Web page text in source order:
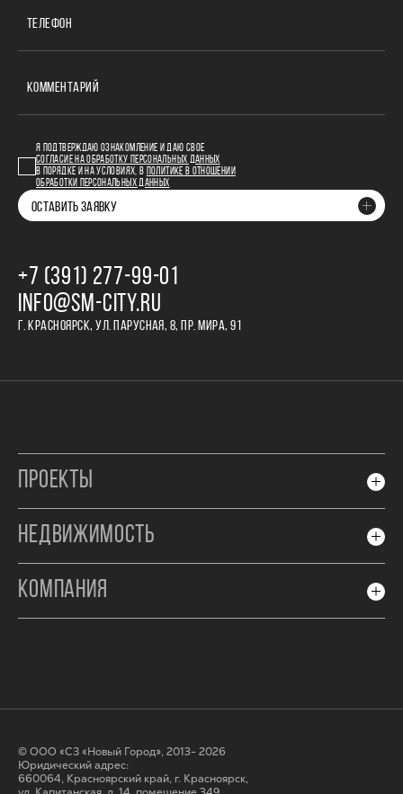
ТЕЛЕФОН
КОММЕНТАРИЙ
Я ПОДТВЕРЖДАЮ ОЗНАКОМЛЕНИЕ И ДАЮ СВОЕ
СОГЛАСИЕ НА ОБРАБОТКУ ПЕРСОНАЛЬНЫХ ДАННЫХ
В ПОРЯДКЕ И НА УСЛОВИЯХ, В
ПОЛИТИКЕ В ОТНОШЕНИИ
ОБРАБОТКИ ПЕРСОНАЛЬНЫХ ДАННЫХ
ОСТАВИТЬ ЗАЯВКУ
+7 (391) 277‒99‒01
INFO@SM-CITY.RU
Г. КРАСНОЯРСК, УЛ. ПАРУСНАЯ, 8, ПР. МИРА, 91
ПРОЕКТЫ
НЕДВИЖИМОСТЬ
КОМПАНИЯ
© ООО «СЗ «Новый Город», 2013- 2026
Юридический адрес:
660064, Красноярский край, г. Красноярск,